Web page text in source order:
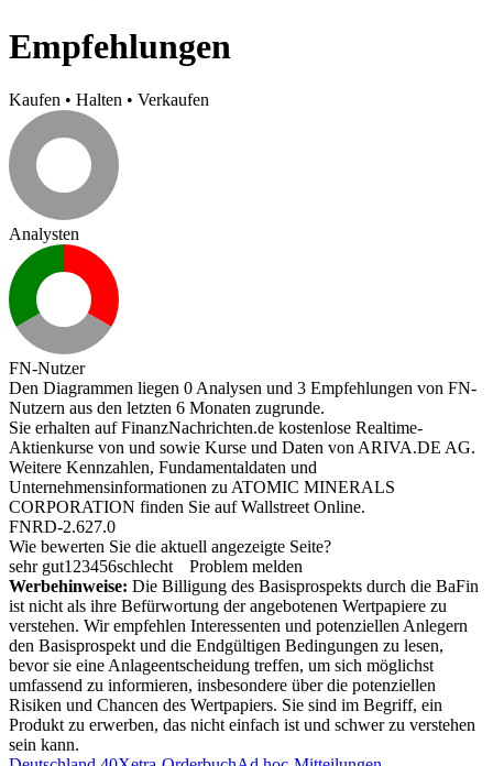
Empfehlungen
Kaufen • Halten • Verkaufen
Analysten
FN-Nutzer
Den Diagrammen liegen 0 Analysen und 3 Empfehlungen von FN-
Nutzern aus den letzten 6 Monaten zugrunde.
Sie erhalten auf FinanzNachrichten.de kostenlose Realtime-
Aktienkurse von und sowie Kurse und Daten von ARIVA.DE AG.
Weitere Kennzahlen, Fundamentaldaten und
Unternehmensinformationen zu ATOMIC MINERALS
CORPORATION finden Sie aufWallstreet Online.
FNRD-2.627.0
Wie bewerten Sie die aktuell angezeigte Seite?
sehr gut1 23456schlecht
Problem melden
Werbehinweise: Die Billigung des Basisprospekts durch die BaFin
ist nicht als ihre Befürwortung der angebotenen Wertpapiere zu
verstehen. Wir empfehlen Interessenten und potenziellen Anlegern
den Basisprospekt und die Endgültigen Bedingungen zu lesen,
bevor sie eine Anlageentscheidung treffen, um sich möglichst
umfassend zu informieren, insbesondere über die potenziellen
Risiken und Chancen des Wertpapiers. Sie sind im Begriff, ein
Produkt zu erwerben, das nicht einfach ist und schwer zu verstehen
sein kann.